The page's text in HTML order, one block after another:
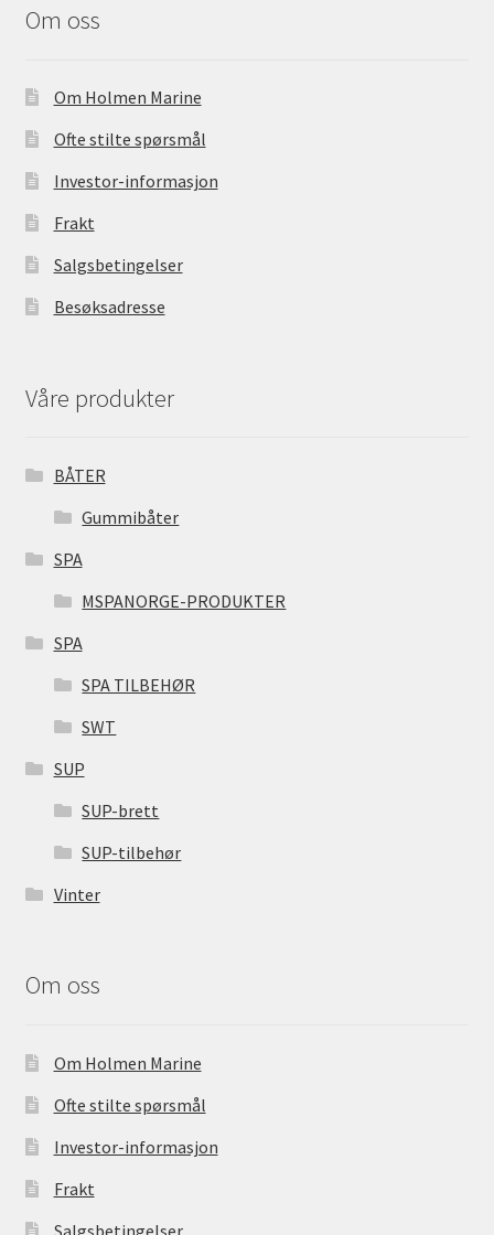
o
k
Om oss
Om Holmen Marine
Ofte stilte spørsmål
Investor-informasjon
Frakt
Salgsbetingelser
Besøksadresse
Våre produkter
BÅTER
Gummibåter
SPA
MSPANORGE-PRODUKTER
SPA
SPA TILBEHØR
SWT
SUP
SUP-brett
SUP-tilbehør
Vinter
Om oss
Om Holmen Marine
Ofte stilte spørsmål
Investor-informasjon
Frakt
Salgsbetingelser